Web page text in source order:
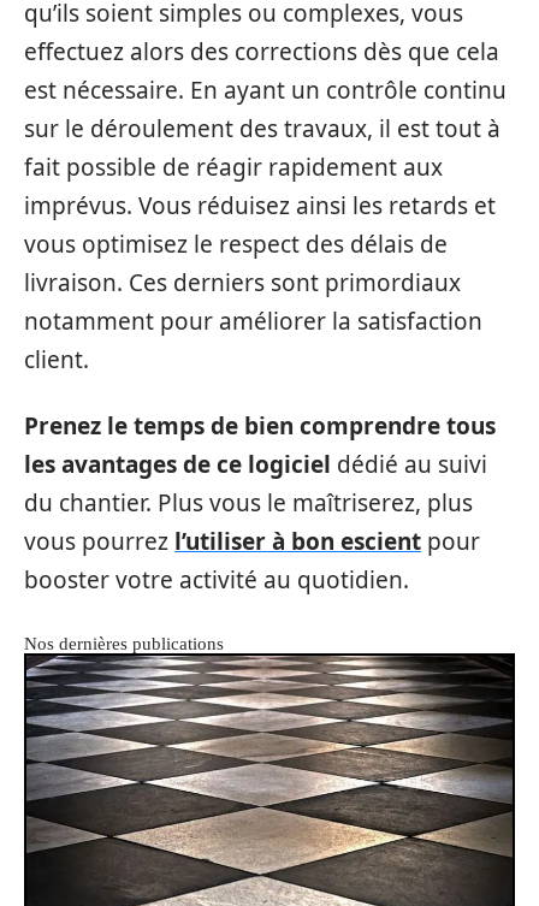
qu’ils soient simples ou complexes, vous
effectuez alors des corrections dès que cela
est nécessaire. En ayant un contrôle continu
sur le déroulement des travaux, il est tout à
fait possible de réagir rapidement aux
imprévus. Vous réduisez ainsi les retards et
vous optimisez le respect des délais de
livraison. Ces derniers sont primordiaux
notamment pour améliorer la satisfaction
client.
Prenez le temps de bien comprendre tous
les avantages de ce logiciel dédié au suivi
du chantier. Plus vous le maîtriserez, plus
vous pourrez l’utiliser à bon escient pour
booster votre activité au quotidien.
Nos dernières publications